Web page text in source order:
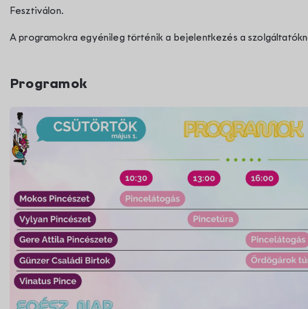
Fesztiválon.
A programokra egyénileg történik a bejelentkezés a
Programok